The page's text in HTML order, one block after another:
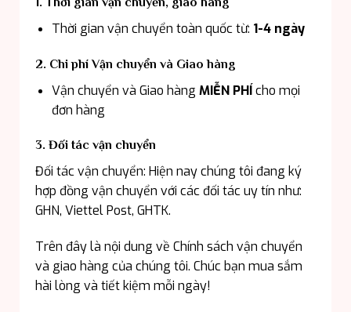
Thời gian vận chuyển toàn quốc từ: 1-4 ngày
2. Chi phí Vận chuyển và Giao hàng
Vận chuyển và Giao hàngMIỄN PHÍcho mọi
đơn hàng
3. Đối tác vận chuyển
Đối tác vận chuyển: Hiện nay chúng tôi đang ký
hợp đồng vận chuyển với các đối tác uy tín như:
GHN, Viettel Post, GHTK.
Trên đây là nội dung về Chính sách vận chuyển
và giao hàng của chúng tôi. Chúc bạn mua sắm
hài lòng và tiết kiệm mỗi ngày!